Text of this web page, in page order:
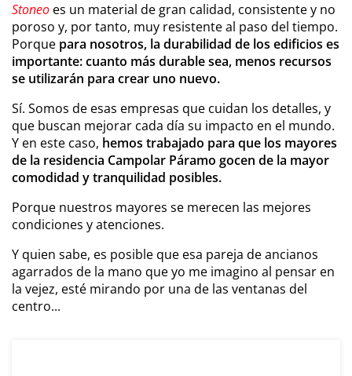
Stoneo es un material de gran calidad, consistente y no
poroso y, por tanto, muy resistente al paso del tiempo.
Porque para nosotros, la durabilidad de los edificios es
importante: cuanto más durable sea, menos recursos
se utilizarán para crear uno nuevo.
Sí. Somos de esas empresas que cuidan los detalles, y
que buscan mejorar cada día su impacto en el mundo.
Y en este caso, hemos trabajado para que los mayores
de la residencia Campolar Páramo gocen de la mayor
comodidad y tranquilidad posibles.
Porque nuestros mayores se merecen las mejores
condiciones y atenciones.
Y quien sabe, es posible que esa pareja de ancianos
agarrados de la mano que yo me imagino al pensar en
la vejez, esté mirando por una de las ventanas del
centro...